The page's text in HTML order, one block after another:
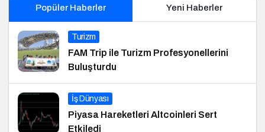
Popüler Haberler Yeni Haberler
Turizm
FAM Trip ile Turizm Profesyonellerini
Buluşturdu
İş Dünyası
Piyasa Hareketleri Altcoinleri Sert
Etkiledi